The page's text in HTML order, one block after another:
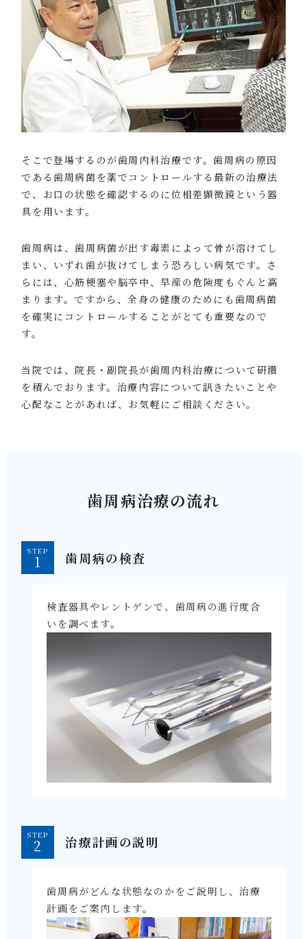
そこで登場するのが歯周内科治療です。歯周病の原因
である歯周病菌を薬でコントロールする最新の治療法
で、お口の状態を確認するのに位相差顕微鏡という器
具を用います。
歯周病は、歯周病菌が出す毒素によって骨が溶けてし
まい、いずれ歯が抜けてしまう恐ろしい病気です。さ
らには、心筋梗塞や脳卒中、早産の危険度もぐんと高
まります。ですから、全身の健康のためにも歯周病菌
を確実にコントロールすることがとても重要なので
す。
当院では、院長・副院長が歯周内科治療について研鑚
を積んでおります。治療内容について訊きたいことや
心配なことがあれば、お気軽にご相談ください。
歯周病治療の流れ
STEP 歯周病の検査
検査器具やレントゲンで、歯周病の進行度合
いを調べます。
STEP 治療計画の説明
歯周病がどんな状態なのかをご説明し、治療
計画をご案内します。